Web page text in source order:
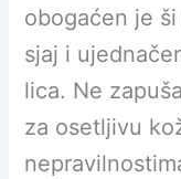
obogaćen je
sjaj i
lica. Ne
za osetljivu